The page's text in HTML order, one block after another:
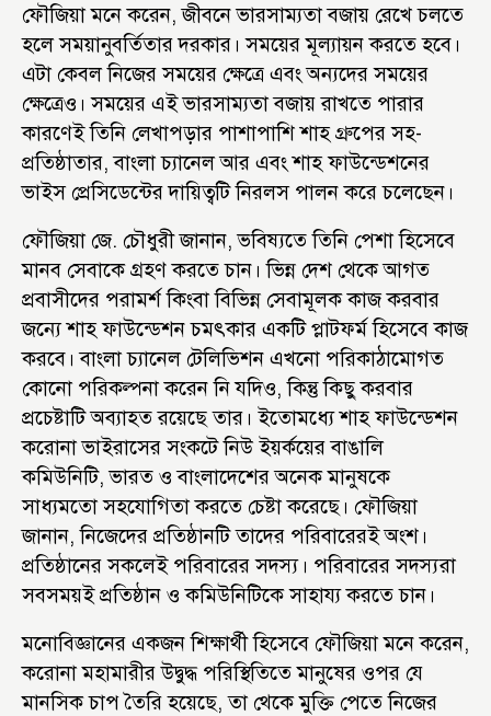
ফৌজিয়া মনে করেন, জীবনে ভারসাম্যতা বজায় রেখে চলতে
হলে সময়ানুবর্তিতার দরকার। সময়ের মূল্যায়ন করতে হবে।
এটা কেবল নিজের সময়ের ক্ষেত্রে এবং অন্যদের সময়ের
ক্ষেত্রেও। সময়ের এই ভারসাম্যতা বজায় রাখতে পারার
কারণেই তিনি লেখাপড়ার পাশাপাশি শাহ গ্রুপের সহ-
প্রতিষ্ঠাতার, বাংলা চ্যানেল আর এবং শাহ ফাউন্ডেশনের
ভাইস প্রেসিডেন্টের দায়িত্বটি নিরলস পালন করে চলেছেন।
ফৌজিয়া জে. চৌধুরী জানান, ভবিষ্যতে তিনি পেশা হিসেবে
মানব সেবাকে গ্রহণ করতে চান। ভিন্ন দেশ থেকে আগত
প্রবাসীদের পরামর্শ কিংবা বিভিন্ন সেবামূলক কাজ করবার
জন্যে শাহ ফাউন্ডেশন চমৎকার একটি প্লাটফর্ম হিসেবে কাজ
করবে। বাংলা চ্যানেল টেলিভিশন এখনো পরিকাঠামোগত
কোনো পরিকল্পনা করেন নি যদিও, কিন্তু কিছু করবার
প্রচেষ্টাটি অব্যাহত রয়েছে তার। ইতোমধ্যে শাহ ফাউন্ডেশন
করোনা ভাইরাসের সংকটে নিউ ইয়র্কয়ের বাঙালি
কমিউনিটি, ভারত ও বাংলাদেশের অনেক মানুষকে
সাধ্যমতো সহযোগিতা করতে চেষ্টা করেছে। ফৌজিয়া
জানান, নিজেদের প্রতিষ্ঠানটি তাদের পরিবারেরই অংশ।
প্রতিষ্ঠানের সকলেই পরিবারের সদস্য। পরিবারের সদস্যরা
সবসময়ই প্রতিষ্ঠান ও কমিউনিটিকে সাহায্য করতে চান।
মনোবিজ্ঞানের একজন শিক্ষার্থী হিসেবে ফৌজিয়া মনে করেন,
করোনা মহামারীর উদ্বুদ্ধ পরিস্থিতিতে মানুষের ওপর যে
মানসিক চাপ তৈরি হয়েছে, তা থেকে মুক্তি পেতে নিজের